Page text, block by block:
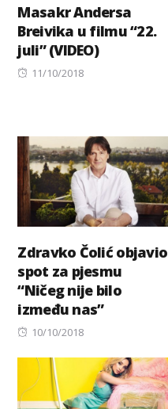
Masakr Andersa
Breivika u filmu “22.
juli” (VIDEO)
Posted
11/10/2018
Zdravko Čolić objavio
spot za pjesmu
“Ničeg nije bilo
između nas”
Posted
10/10/2018